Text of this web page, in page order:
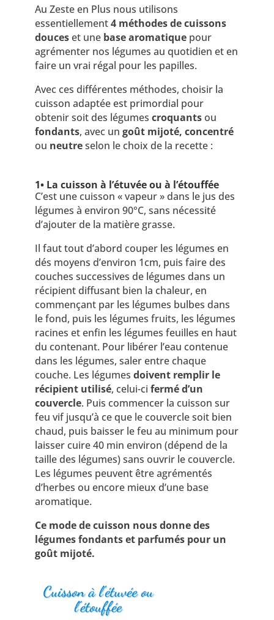
Au Zeste en Plus nous utilisons
essentiellement4 méthodes de cuissons
douceset une base aromatiquepour
agrémenter nos légumes au quotidien et en
faire un vrai régal pour les papilles.
Avec ces différentes méthodes, choisir la
cuisson adaptée est primordial pour
obtenir soit des légumes croquantsou
fondants, avec un goût mijoté, concentré
ou neutreselon le choix de la recette :
1• La cuisson à l’étuvée ou à l’étouffée
C’est une cuisson « vapeur » dans le jus des
légumes à environ 90°C, sans nécessité
d’ajouter de la matière grasse.
Il faut tout d’abord couper les légumes en
dés moyens d’environ 1cm, puis faire des
couches successives de légumes dans un
récipient diffusant bien la chaleur, en
commençant par les légumes bulbes dans
le fond, puis les légumes fruits, les légumes
racines et enfin les légumes feuilles en haut
du contenant. Pour libérer l’eau contenue
dans les légumes, saler entre chaque
couche. Les légumes doivent remplir le
récipient utilisé, celui-ci fermé d’un
couvercle. Puis commencer la cuisson sur
feu vif jusqu’à ce que le couvercle soit bien
chaud, puis baisser le feu au minimum pour
laisser cuire 40 min environ (dépend de la
taille des légumes) sans ouvrir le couvercle.
Les légumes peuvent être agrémentés
d’herbes ou encore mieux d’une base
aromatique.
Ce mode de cuisson nous donne des
légumes fondants et parfumés pour un
goût mijoté.